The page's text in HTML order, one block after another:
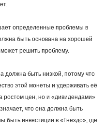
определенные проблемы в
быть основана на хорошей
решить проблему.
должна быть низкой, потому что
этой монеты и удерживать её
ростом цен, но и «дивидендами»
что она должна быть
быть инвестиции в «Гнездо», где